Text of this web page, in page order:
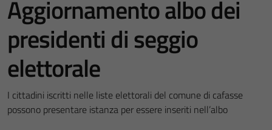
Aggiornamento albo dei
presidenti di seggio
elettorale
I cittadini iscritti nelle liste elettorali del comune di cafasse
possono presentare istanza per essere inseriti nell’albo